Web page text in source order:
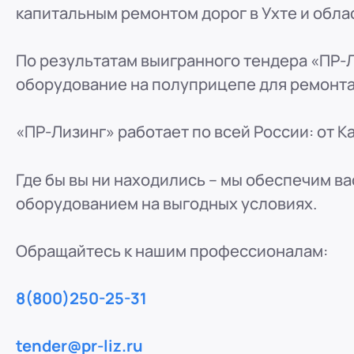
ООО "ПР-Лизинг"
8 (800) 250-25-31 (вн. 220)mail@pr-liz.ru8
ООО "ПР-Лизинг"
8 (800) 250-25-31 (вн. 129)mail@pr-liz.ru8
РоссияКрасноярск
8 (800) 250-25-31 (вн. 240)mail@pr-liz.ru8
РоссияИркутск
ООО "ПР-Лизинг"
8 (800) 250-25-31 (вн. 153)
капитальным ремонтом дорог в Ухте и
По результатам выигранного тендера «ПР-
оборудование на полуприцепе для
«ПР-Лизинг» работает по всей России: от
Где бы вы ни находились – мы обеспечим
оборудованием на выгодных условиях.
Обращайтесь к нашим профессионалам:
8(800)250-25-31
tender@pr-liz.ru